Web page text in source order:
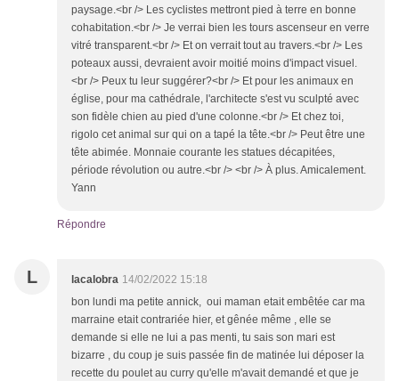
paysage.<br /> Les cyclistes mettront pied à terre en bonne
cohabitation.<br /> Je verrai bien les tours ascenseur en verre
vitré transparent.<br /> Et on verrait tout au travers.<br /> Les
poteaux aussi, devraient avoir moitié moins d'impact visuel.
<br /> Peux tu leur suggérer?<br /> Et pour les animaux en
église, pour ma cathédrale, l'architecte s'est vu sculpté avec
son fidèle chien au pied d'une colonne.<br /> Et chez toi,
rigolo cet animal sur qui on a tapé la tête.<br /> Peut être une
tête abimée. Monnaie courante les statues décapitées,
période révolution ou autre.<br /> <br /> À plus. Amicalement.
Yann
Répondre
L lacalobra 14/02/2022 15:18
bon lundi ma petite annick, oui maman etait embêtée car ma
marraine etait contrariée hier, et gênée même , elle se
demande si elle ne lui a pas menti, tu sais son mari est
bizarre , du coup je suis passée fin de matinée lui déposer la
recette du poulet au curry qu'elle m'avait demandé et que je